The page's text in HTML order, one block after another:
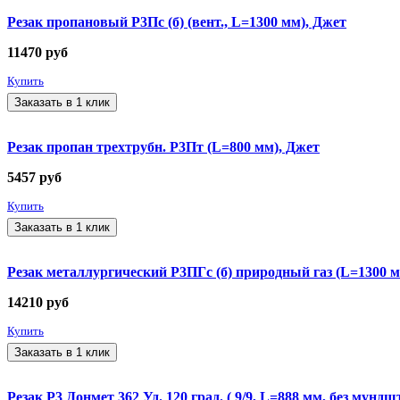
Резак пропановый Р3Пс (б) (вент., L=1300 мм), Джет
11470 руб
Купить
Заказать в 1 клик
Резак пропан трехтрубн. Р3Пт (L=800 мм), Джет
5457 руб
Купить
Заказать в 1 клик
Резак металлургический Р3ПГс (б) природный газ (L=1300
14210 руб
Купить
Заказать в 1 клик
Резак Р3 Донмет 362 Уд. 120 град. ( 9/9, L=888 мм, без